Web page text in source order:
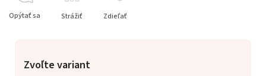
Zvoľte variant
Opýtať sa Strážiť Zdieľať